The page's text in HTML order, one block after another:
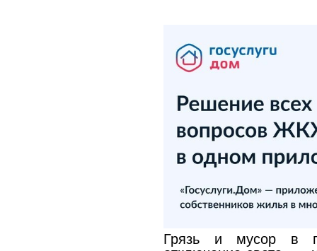
Грязь и мусор в